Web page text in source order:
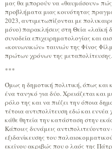
μας θα μπορούν να «θαυμάσουν»
προβλήματα μιας κοινότητας
2023, αντιμετωπίζονται με
μόνο) παρακλήσεις στη Θεία «λαϊκή
συνοδεία επιχειρηματολογίας και
«κοινωνικών» ταινιών της Φίνος
πρώτων χρόνων της μεταπολίτευσης.
***
Όμως η δημοτική πολιτική, όπως και
ένα τανγκό για δύο. Χρειάζεται και
ρόλο της και να πιέζει την όποια
τέτοια αντιπολίτευση εδώ και
κάθε θητεία την κατάσταση στην
Κάποιες δυνάμεις
εξιδανίκευσης του
εκείνου ακριβώς που ο λαός της